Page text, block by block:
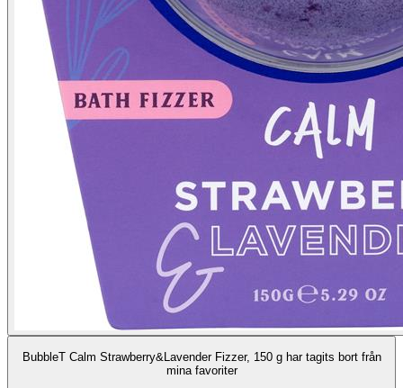
BubbleT Calm Strawberry&Lavender Fizzer, 150 g har tagits bort från
mina favoriter